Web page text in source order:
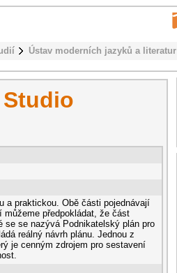
Ústav moderních jazyků a literatur
a praktickou. Obě části pojednávají
předpokládat, že část
se se nazývá Podnikatelský plán pro
reálný návrh plánu. Jednou z
je cenným zdrojem pro sestavení